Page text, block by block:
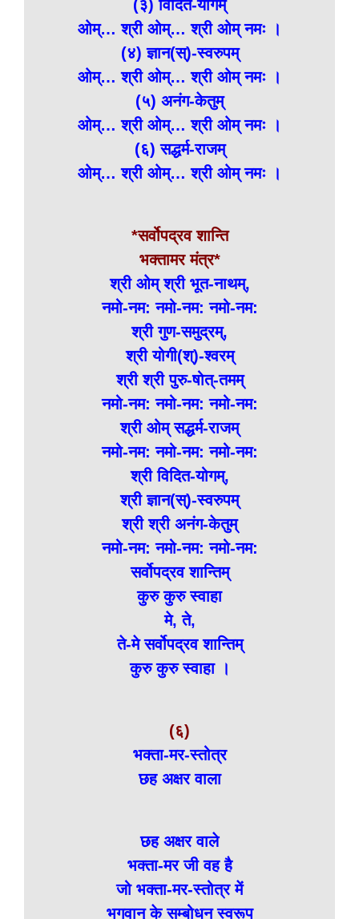
(३) विदित-योगम्
ओम्… श्री ओम्… श्री ओम् नमः ।
(४) ज्ञान(स्)-स्वरुपम्
ओम्… श्री ओम्… श्री ओम् नमः ।
(५) अनंग-केतुम्
ओम्… श्री ओम्… श्री ओम् नमः ।
(६) सद्धर्म-राजम्
ओम्… श्री ओम्… श्री ओम् नमः ।
*सर्वोपद्रव शान्ति
भक्तामर मंत्र*
श्री ओम् श्री भूत-नाथम्,
नमो-नम: नमो-नम: नमो-नम:
श्री गुण-समुद्रम्,
श्री योगी(श्)-श्वरम्
श्री श्री पुरु-षोत्-तमम्
नमो-नम: नमो-नम: नमो-नम:
श्री ओम् सद्धर्म-राजम्
नमो-नम: नमो-नम: नमो-नम:
श्री विदित-योगम्,
श्री ज्ञान(स्)-स्वरुपम्
श्री श्री अनंग-केतुम्
नमो-नम: नमो-नम: नमो-नम:
सर्वोपद्रव शान्तिम्
कुरु कुरु स्वाहा
मे, ते,
ते-मे सर्वोपद्रव शान्तिम्
कुरु कुरु स्वाहा ।
(६)
भक्ता-मर-स्तोत्र
छह अक्षर वाला
छह अक्षर वाले
भक्ता-मर जी वह है
जो भक्ता-मर-स्तोत्र में
भगवान् के सम्बोधन स्वरूप